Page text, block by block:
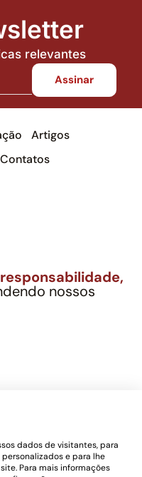
relevantes
Artigos
Contatos
nossos
Inc., Google LLC,
dados de visitantes, para
e para lhe
Para mais informações